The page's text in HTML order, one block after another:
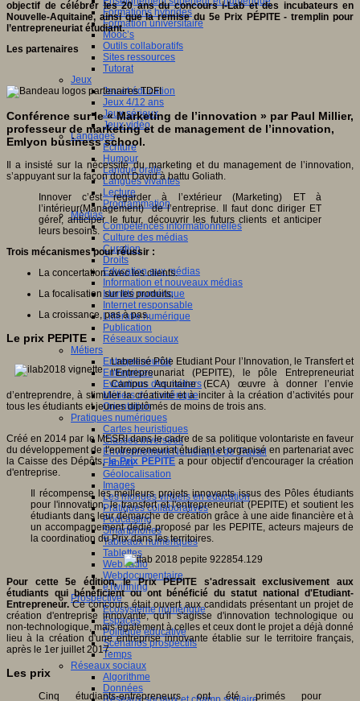
Formations hybrides
Formation universitaire
Mooc’s
Outils collaboratifs
Sites ressources
Tutorat
Jeux
Jeu et éducation
Jeux 4/12 ans
Jeux sérieux
Jeux vidéo
Langages
Ecriture
Humour
Langue orale
Langues vivantes
Lecture
Programmation
Médias
Compétences informationnelles
Culture des médias
Curation
Droits
Education aux médias
Information et nouveaux médias
Identité numérique
Internet responsable
Littératie numérique
Publication
Réseaux sociaux
Métiers
Entrepreneuriat
Entreprises
Evolutions des métiers
Métiers du numérique
Orientation
Pratiques numériques
Cartes heuristiques
Classes inversées
Environnement Numérique de Travail
Fablab
Géolocalisation
Images
Les mondes virtuels en éducation
Pratiques collaboratives
Podcasting
Smartphones
Tableaux numériques
Tablettes
Web radio
Webdocumentaire
eTwinning
Prospective
Ecosystème numérique
Espaces
Politique éducative
Scénarios prospectifs
Temps
Réseaux sociaux
Algorithme
Données
objectif de célébrer les 20 ans du concours i-Lab et des incubateurs en
Nouvelle-Aquitaine, ainsi que la remise du 5e Prix PÉPITE - tremplin pour
l’entrepreneuriat étudiant.
Les partenaires
Conférence sur le « Marketing de l’innovation » par Paul Millier,
professeur de marketing et de management de l’innovation,
Emlyon business school.
Il a insisté sur la nécessité du marketing et du management de l’innovation,
s’appuyant sur la façon dont David à battu Goliath.
Innover c’est regarder à l’extérieur (Marketing) ET à
l’intérieur(Management) de l’entreprise. Il faut donc diriger ET
gérer, anticiper le futur, découvrir les futurs clients et anticiper
leurs besoins.
Trois mécanismes pour réussir :
La concertation avec les clients.
La focalisation sur les produits.
La croissance, pas à pas.
Le prix PEPITE
Labellisé Pôle Etudiant Pour l’Innovation, le Transfert et
l’Entrepreunariat (PEPITE), le pôle Entrepreneuriat
Campus Aquitaine (ECA) œuvre à donner l’envie
d’entreprendre, à stimuler la créativité et à inciter à la création d’activités pour
tous les étudiants et jeunes diplômés de moins de trois ans.
Créé en 2014 par le MESRI dans le cadre de sa politique volontariste en faveur
du développement de l'entrepreneuriat étudiant et organisé en partenariat avec
la Caisse des Dépôts,le Prix PEPITE a pour objectif d'encourager la création
d'entreprise.
Il récompense les meilleurs projets innovants issus des Pôles étudiants
pour l'innovation, le transfert et l'entrepreneuriat (PEPITE) et soutient les
étudiants dans leur démarche de création grâce à une aide financière et à
un accompagnement dédié proposé par les PEPITE, acteurs majeurs de
la coordination du Prix dans les territoires.
Pour cette 5e édition, le Prix PEPITE s'adressait exclusivement aux
étudiants qui bénéficient ou ont bénéficié du statut national d'Etudiant-
Entrepreneur.Ce concours était ouvert aux candidats présentant un projet de
création d'entreprise innovante, qu'il s'agisse d'innovation technologique ou
non-technologique, mais également à celles et ceux dont le projet a déjà donné
lieu à la création d'une entreprise innovante établie sur le territoire français,
après le 1er juillet 2017.
Les prix
Cinq étudiants-entrepreneurs ont été primés pour